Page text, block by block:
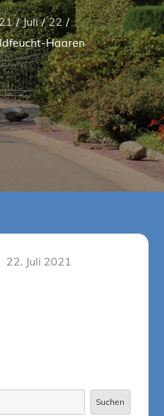
Juli
22
Haaren
Posted
22. Juli 2021
Suchen